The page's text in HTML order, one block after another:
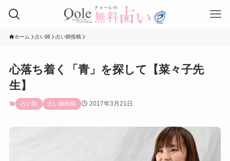
ホーム 占い師 占い師投稿
心落ち着く「青」を探して【菜々子先
生】
占い師 占い師投稿 2017年3月21日